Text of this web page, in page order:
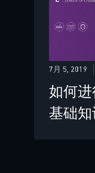
7月 5, 2019
如何进
基础知